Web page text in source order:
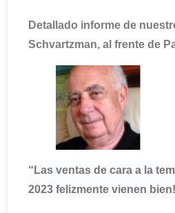
Detallado informe de
Schvartzman, al frente de
“Las ventas de cara a la
2023 felizmente vienen